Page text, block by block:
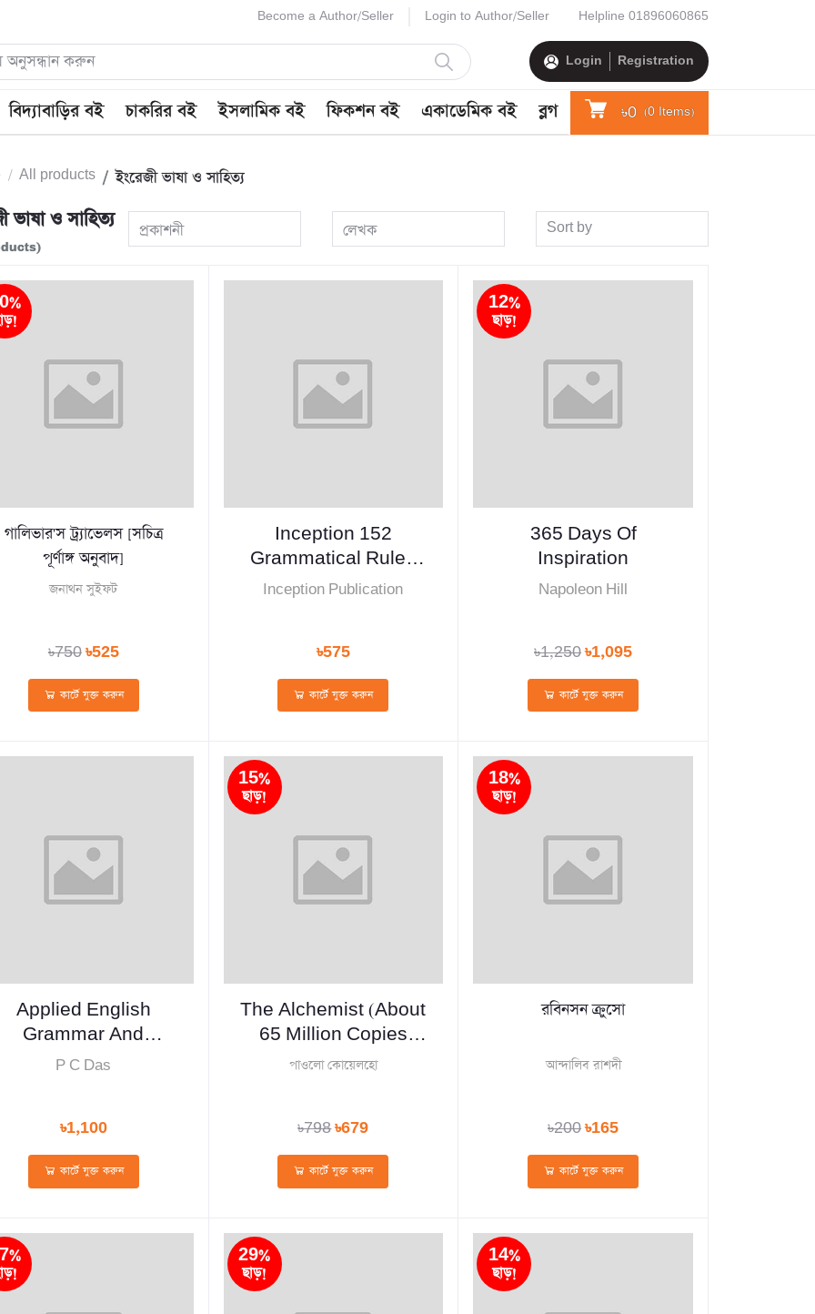
Become a Author/Seller Login to Author/Seller Helpline 01896060865
Login Registration
বিদ্যাবাড়ির বই চাকরির বই ইসলামিক বই ফিকশন বই একাডেমিক বই ব্লগ ৳0 (0 Items)
All products ইংরেজী ভাষা ও সাহিত্য
ভাষা ও সাহিত্য প্রকাশনী লেখক Sort by
গালিভার'স ট্র্যাভেলস [সচিত্র
পূর্ণাঙ্গ অনুবাদ]
জনাথন সুইফট
৳750৳525
কার্টে যুক্ত করুন
Inception 152
Grammatical Rules
For Competitive
Inception Publication
৳575
কার্টে যুক্ত করুন
12%
ছাড়!
365 Days Of
Inspiration
Napoleon Hill
৳1,250৳1,095
কার্টে যুক্ত করুন
Applied English
Grammar And
Composition (For
P C Das
৳1,100
কার্টে যুক্ত করুন
15%
ছাড়!
The Alchemist (About
65 Million Copies
Sold)
পাওলো কোয়েলহো
৳798৳679
কার্টে যুক্ত করুন
18%
ছাড়!
রবিনসন ক্রুসো
আন্দালিব রাশদী
৳200৳165
কার্টে যুক্ত করুন
29%
ছাড়!
14%
ছাড়!